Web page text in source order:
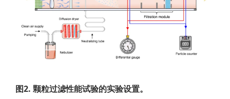
图2. 颗粒过滤性能试验的实验设置。